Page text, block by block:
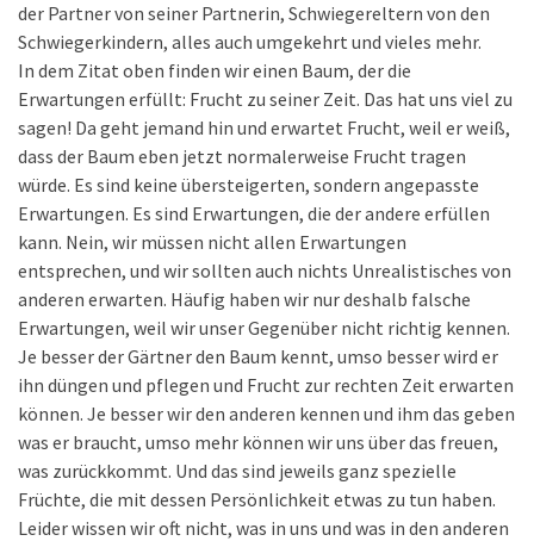
der Partner von seiner Partnerin, Schwiegereltern von den
Schwiegerkindern, alles auch umgekehrt und vieles mehr.
In dem Zitat oben finden wir einen Baum, der die
Erwartungen erfüllt: Frucht zu seiner Zeit. Das hat uns viel zu
sagen! Da geht jemand hin und erwartet Frucht, weil er weiß,
dass der Baum eben jetzt normalerweise Frucht tragen
würde. Es sind keine übersteigerten, sondern angepasste
Erwartungen. Es sind Erwartungen, die der andere erfüllen
kann. Nein, wir müssen nicht allen Erwartungen
entsprechen, und wir sollten auch nichts Unrealistisches von
anderen erwarten. Häufig haben wir nur deshalb falsche
Erwartungen, weil wir unser Gegenüber nicht richtig kennen.
Je besser der Gärtner den Baum kennt, umso besser wird er
ihn düngen und pflegen und Frucht zur rechten Zeit erwarten
können. Je besser wir den anderen kennen und ihm das geben
was er braucht, umso mehr können wir uns über das freuen,
was zurückkommt. Und das sind jeweils ganz spezielle
Früchte, die mit dessen Persönlichkeit etwas zu tun haben.
Leider wissen wir oft nicht, was in uns und was in den anderen